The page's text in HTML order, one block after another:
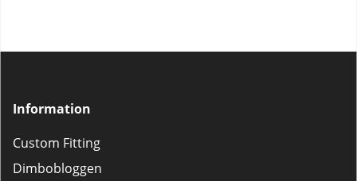
Information
Custom Fitting
Dimbobloggen